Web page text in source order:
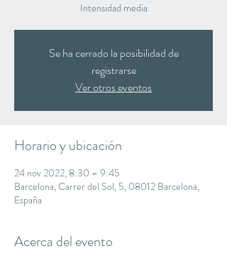
Intensidad media
Se ha cerrado la posibilidad de
registrarse
Ver otros eventos
Horario y ubicación
24 nov 2022, 8:30 – 9:45
Barcelona, Carrer del Sol, 5, 08012 Barcelona,
España
Acerca del evento